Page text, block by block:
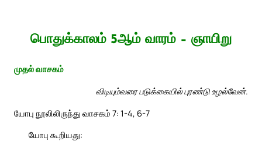
பொதுக்காலம் 5ஆம் வாரம் – ஞாயிறு
முதல் வாசகம்
விடியும்வரை படுக்கையில் புரண்டு உழல்வேன்.
யோபு நூலிலிருந்து வாசகம் 7: 1-4, 6-7
யோபு கூறியது: